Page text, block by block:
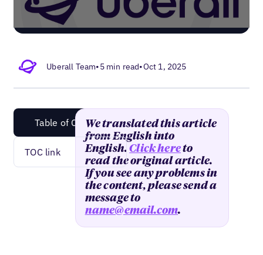
Uberall Team•5 min read•Oct 1, 2025
Table of Content
TOC link
We translated this article
from English into
English.Click hereto
read the original article.
If you see any problems in
the content, please send a
message to
name@email.com.